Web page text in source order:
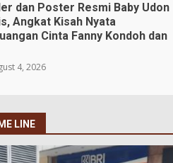
dan Poster Resmi Baby Udon
Angkat Kisah Nyata
Cinta Fanny Kondoh dan
4, 2026
LINE